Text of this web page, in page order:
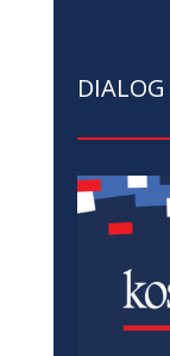
DIALOG